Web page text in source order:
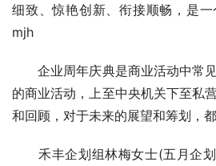
细致、惊艳创新、衔接顺畅，是一
mjh
企业周年庆典是商业活动中常见
的商业活动，上至中央机关下至私
和回顾，对于未来的展望和筹划，
禾丰企划组林梅女士(五月企划